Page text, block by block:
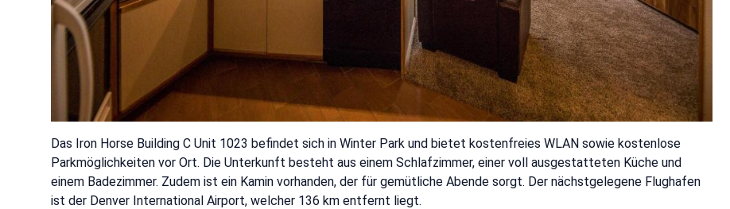
Das Iron Horse Building C Unit 1023 befindet sich in Winter Park und bietet kostenfreies WLAN sowie kostenlose
Parkmöglichkeiten vor Ort. Die Unterkunft besteht aus einem Schlafzimmer, einer voll ausgestatteten Küche und
einem Badezimmer. Zudem ist ein Kamin vorhanden, der für gemütliche Abende sorgt. Der nächstgelegene Flughafen
ist der Denver International Airport, welcher 136 km entfernt liegt.